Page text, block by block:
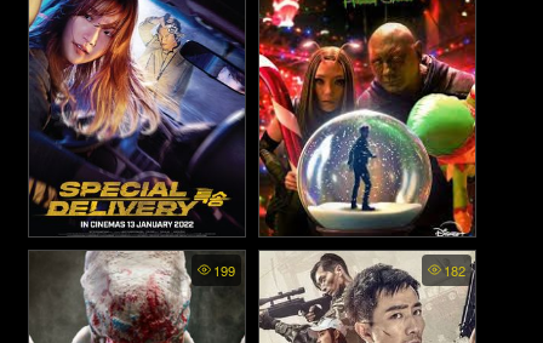
Special Delivery - ส่งด่วน ทะลุ
นรก (2022)
The Guardians of the Galaxy
Holiday Special - รวมพันธุ์นัก
สู้พิทักษ์จักรวาล ตอนพิเศษรับ
วันหยุด (2022)
199 182